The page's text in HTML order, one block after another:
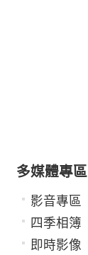
多媒體專區
影音專區
四季相簿
即時影像